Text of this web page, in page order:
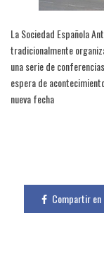
La Sociedad Española
tradicionalmente
una serie de
espera de
nueva fecha
Compartir en